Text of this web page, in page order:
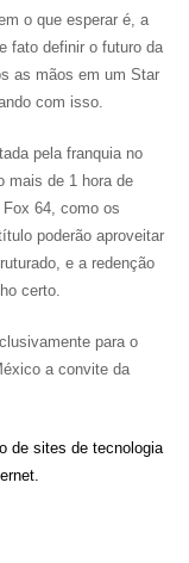
o que esperar é, a
fato definir o futuro da
as mãos em um Star
com isso.
pela franquia no
mais de 1 hora de
64, como os
poderão aproveitar
e a redenção
certo.
para o
a convite da
de sites de tecnologia